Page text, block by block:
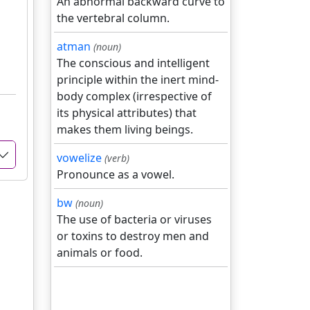
the vertebral column.
atman (noun)
The conscious and intelligent
principle within the inert mind-
body complex (irrespective of
its physical attributes) that
makes them living beings.
vowelize (verb)
Pronounce as a vowel.
bw (noun)
The use of bacteria or viruses
or toxins to destroy men and
animals or food.